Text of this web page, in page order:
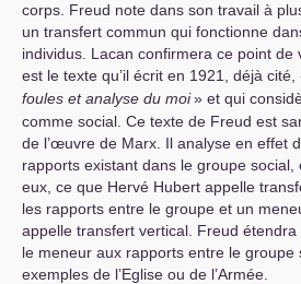
corps. Freud note dans son travail à
un transfert commun qui fonctionne
individus. Lacan confirmera ce point de
est le texte qu’il écrit en 1921, déjà cité,
foules et analyse du moi» et qui
comme social. Ce texte de Freud est
de l’œuvre de Marx. Il analyse en effet
rapports existant dans le groupe
eux, ce que Hervé Hubert appelle
les rapports entre le groupe et un
appelle transfert vertical. Freud
le meneur aux rapports entre le groupe
exemples de l’Eglise ou de l’Armée.